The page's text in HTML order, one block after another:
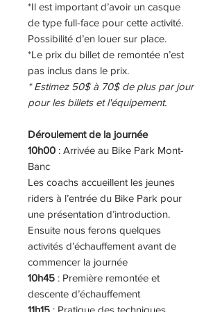
*Il est important d’avoir un casque
de type full-face pour cette activité.
Possibilité d’en louer sur place.
*Le prix du billet de remontée n’est
pas inclus dans le prix.
* Estimez 50$ à 70$ de plus par jour
pour les billets et l'équipement.
Déroulement de la journée
10h00 : Arrivée au Bike Park Mont-
Banc
Les coachs accueillent les jeunes
riders à l’entrée du Bike Park pour
une présentation d’introduction.
Ensuite nous ferons quelques
activités d’échauffement avant de
commencer la journée
10h45 : Première remontée et
descente d’échauffement
11h15 : Pratique des techniques